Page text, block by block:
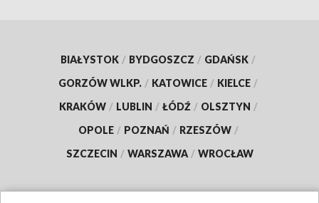
BIAŁYSTOK / BYDGOSZCZ / GDAŃSK /
GORZÓW WLKP. / KATOWICE / KIELCE /
KRAKÓW / LUBLIN / ŁÓDŹ / OLSZTYN /
OPOLE / POZNAŃ / RZESZÓW /
SZCZECIN / WARSZAWA / WROCŁAW